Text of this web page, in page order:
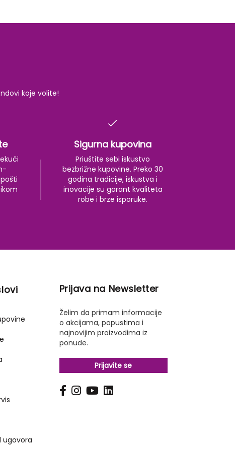
koje volite!
Sigurna kupovina
Priuštite sebi iskustvo
bezbrižne kupovine. Preko 30
godina tradicije, iskustva i
inovacije su garant kvaliteta
robe i brze isporuke.
ugovora
Prijava na Newsletter
Želim da primam informacije
o akcijama, popustima i
najnovijim proizvodima iz
ponude.
Prijavite se